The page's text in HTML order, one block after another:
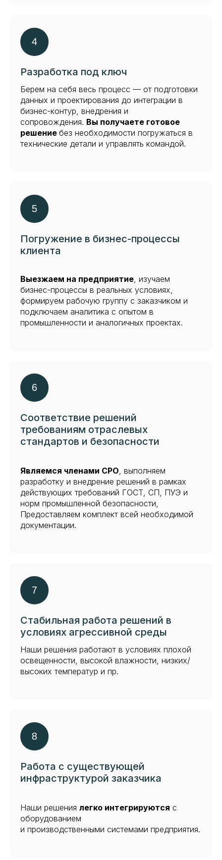
Разработка под ключ
Берем на себя весь процесс — от подготовки
данных и проектирования до интеграции в
бизнес-контур, внедрения и
сопровождения. Вы получаете готовое
решение без необходимости погружаться в
технические детали и управлять командой.
Погружение в бизнес-процессы
клиента
Выезжаем на предприятие , изучаем
бизнес-процессы в реальных условиях,
формируем рабочую группу с заказчиком и
подключаем аналитика с опытом в
промышленности и аналогичных проектах.
Соответствие решений
требованиям отраслевых
стандартов и безопасности
Являемся членами СРО , выполняем
разработку и внедрение решений в рамках
действующих требований ГОСТ, СП, ПУЭ и
норм промышленной безопасности,
Предоставляем комплект всей необходимой
документации.
Стабильная работа решений в
условиях агрессивной среды
Наши решения работают в условиях плохой
освещенности, высокой влажности, низких/
высоких температур и пр.
Работа с существующей
инфраструктурой заказчика
Наши решения легко интегрируются с
оборудованием
и производственными системами предприятия.